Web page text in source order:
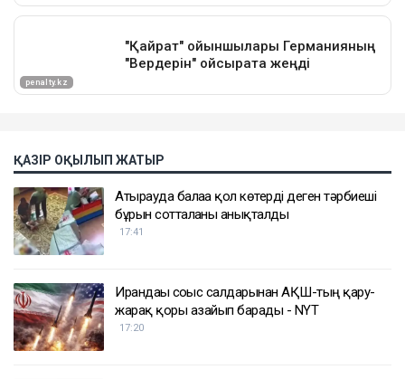
ҚАЗІР ОҚЫЛЫП ЖАТЫР
Атырауда балаға қол көтерді деген тәрбиеші
бұрын сотталғаны анықталды
17:41
Ирандағы соғыс салдарынан АҚШ-тың қару-
жарақ қоры азайып барады - NYT
17:20